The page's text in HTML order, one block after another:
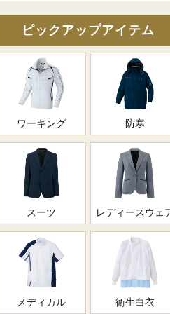
ピックアップアイテム
ワーキング 防寒
スーツ レディースウェ
メディカル 衛生白衣